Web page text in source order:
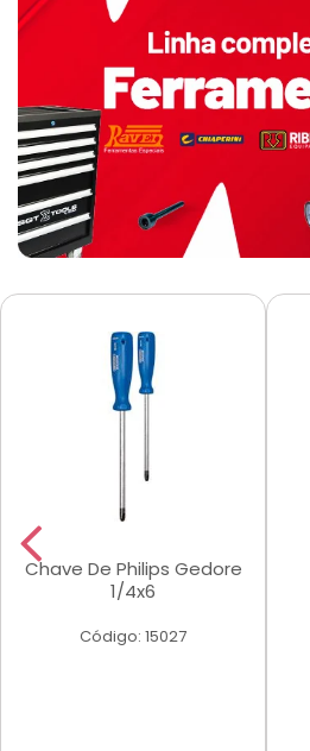
Chave De Philips Gedore
1/4x6
Código: 15027